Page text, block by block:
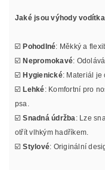
Jaké jsou výhody
☑️Pohodlné: Měkký a
☑️Nepromokavé:
☑️Hygienické: Materiál je
☑️Lehké: Komfortní pro
psa.
☑️Snadná údržba : Lze
otřít vlhkým hadříkem.
☑️Stylové: Originální